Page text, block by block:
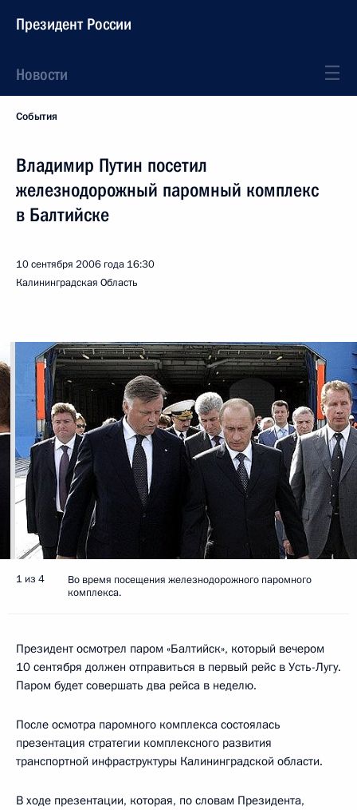
Президент России
Новости
События
Владимир Путин посетил
железнодорожный паромный комплекс
в Балтийске
10 сентября 2006 года 16:30
Калининградская Область
1 из 4
Во время посещения железнодорожного паромного
комплекса.
Президент осмотрел паром «Балтийск», который вечером
10 сентября должен отправиться в первый рейс в Усть-Лугу.
Паром будет совершать два рейса в неделю.
После осмотра паромного комплекса состоялась
презентация стратегии комплексного развития
транспортной инфраструктуры Калининградской области.
В ходе презентации, которая, по словам Президента,